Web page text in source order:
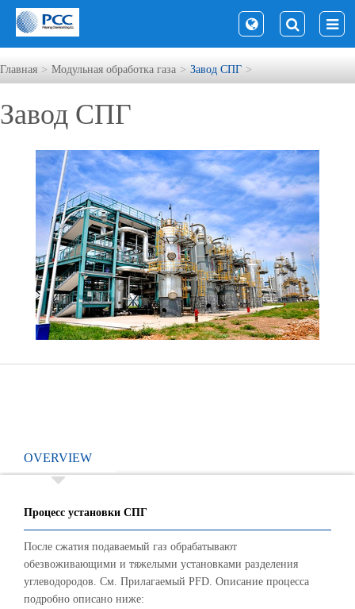
Главная Модульная обработка газа Завод СПГ
Завод СПГ
OVERVIEW
Процесс установки СПГ
После сжатия подаваемый газ обрабатывают
обезвоживающими и тяжелыми установками разделения
углеводородов. См. Прилагаемый PFD. Описание процесса
подробно описано ниже: